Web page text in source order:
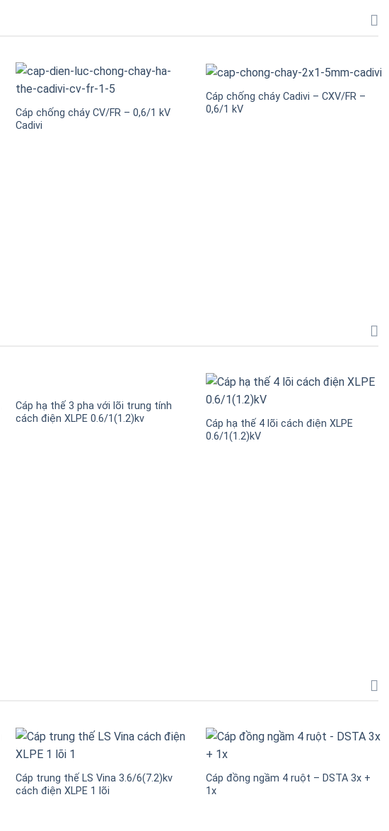
Cáp chống cháy CV/FR – 0,6/1 kV
Cadivi
Cáp chống cháy Cadivi – CXV/FR –
0,6/1 kV
Cáp hạ thế 3 pha với lõi trung tính
cách điện XLPE 0.6/1(1.2)kv
Cáp hạ thế 4 lõi cách điện XLPE
0.6/1(1.2)kV
Cáp trung thế LS Vina 3.6/6(7.2)kv
cách điện XLPE 1 lõi
Cáp đồng ngầm 4 ruột – DSTA 3x +
1x